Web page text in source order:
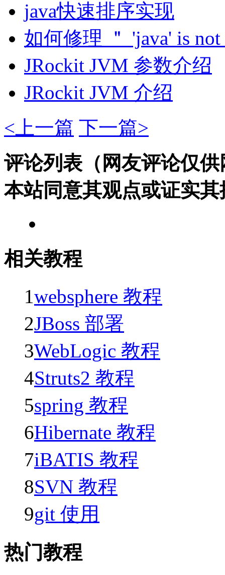
java快速排序实现
如何修理 ＂ 'java' is not
JRockit JVM 参数介绍
JRockit JVM 介绍
<上一篇 下一篇>
评论列表（网友评论仅
本站同意其观点或证实其
相关教程
1websphere 教程
2JBoss 部署
3WebLogic 教程
4Struts2 教程
5spring 教程
6Hibernate 教程
7iBATIS 教程
8SVN 教程
9git 使用
热门教程